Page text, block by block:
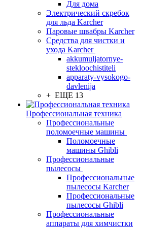
Для дома
Электрический скребок
для льда Karcher
Паровые швабры Karcher
Средства для чистки и
ухода Karcher
akkumuljatornye-
stekloochistiteli
apparaty-vysokogo-
davlenija
+ ЕЩЕ 13
Профессиональная техника
Профессиональные
поломоечные машины
Поломоечные
машины Ghibli
Профессиональные
пылесосы
Профессиональные
пылесосы Karcher
Профессиональные
пылесосы Ghibli
Профессиональные
аппараты для химчистки